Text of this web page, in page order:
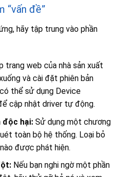
“vấn đề”
hãy tập trung vào phần
trang web của nhà sản xuất
và cài đặt phiên bản
thể sử dụng Device
cập nhật driver tự động.
độc hại:Sử dụng một chương
toàn bộ hệ thống. Loại bỏ
được phát hiện.
Nếu bạn nghi ngờ một phần